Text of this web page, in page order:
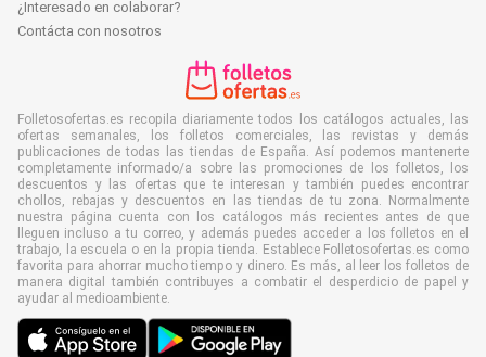
¿Interesado en colaborar?
Contácta con nosotros
Folletosofertas.es recopila diariamente todos los catálogos actuales, las
ofertas semanales, los folletos comerciales, las revistas y demás
publicaciones de todas las tiendas de España. Así podemos mantenerte
completamente informado/a sobre las promociones de los folletos, los
descuentos y las ofertas que te interesan y también puedes encontrar
chollos, rebajas y descuentos en las tiendas de tu zona. Normalmente
nuestra página cuenta con los catálogos más recientes antes de que
lleguen incluso a tu correo, y además puedes acceder a los folletos en el
trabajo, la escuela o en la propia tienda. Establece Folletosofertas.es como
favorita para ahorrar mucho tiempo y dinero. Es más, al leer los folletos de
manera digital también contribuyes a combatir el desperdicio de papel y
ayudar al medioambiente.